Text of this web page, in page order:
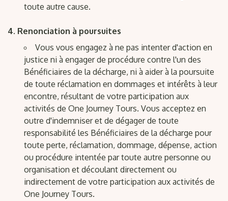
toute autre cause.
Renonciation à poursuites
Vous vous engagez à ne pas intenter d'action en
justice ni à engager de procédure contre l'un des
Bénéficiaires de la décharge, ni à aider à la poursuite
de toute réclamation en dommages et intérêts à leur
encontre, résultant de votre participation aux
activités de One Journey Tours. Vous acceptez en
outre d'indemniser et de dégager de toute
responsabilité les Bénéficiaires de la décharge pour
toute perte, réclamation, dommage, dépense, action
ou procédure intentée par toute autre personne ou
organisation et découlant directement ou
indirectement de votre participation aux activités de
One Journey Tours.